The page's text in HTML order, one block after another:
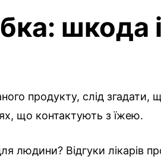
шкода і
продукту, слід
що контактують з їжею.
людини? Відгуки лікарів